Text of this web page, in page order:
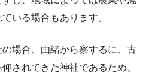
いる場合もあります。
場合、由緒から察するに、古
されてきた神社であるため、